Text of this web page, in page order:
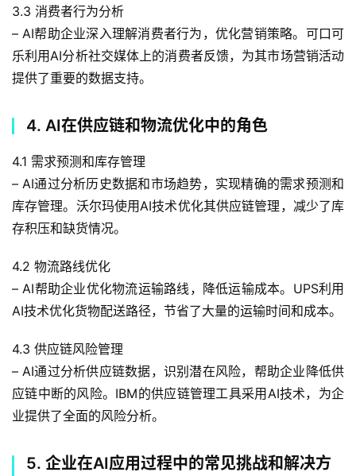
3.3 消费者行为分析
– AI帮助企业深入理解消费者行为，优化营销策略。可口可
乐利用AI分析社交媒体上的消费者反馈，为其市场营销活动
提供了重要的数据支持。
4. AI在供应链和物流优化中的角色
4.1 需求预测和库存管理
– AI通过分析历史数据和市场趋势，实现精确的需求预测和
库存管理。沃尔玛使用AI技术优化其供应链管理，减少了库
存积压和缺货情况。
4.2 物流路线优化
– AI帮助企业优化物流运输路线，降低运输成本。UPS利用
AI技术优化货物配送路径，节省了大量的运输时间和成本。
4.3 供应链风险管理
– AI通过分析供应链数据，识别潜在风险，帮助企业降低供
应链中断的风险。IBM的供应链管理工具采用AI技术，为企
业提供了全面的风险分析。
5. 企业在AI应用过程中的常见挑战和解决方